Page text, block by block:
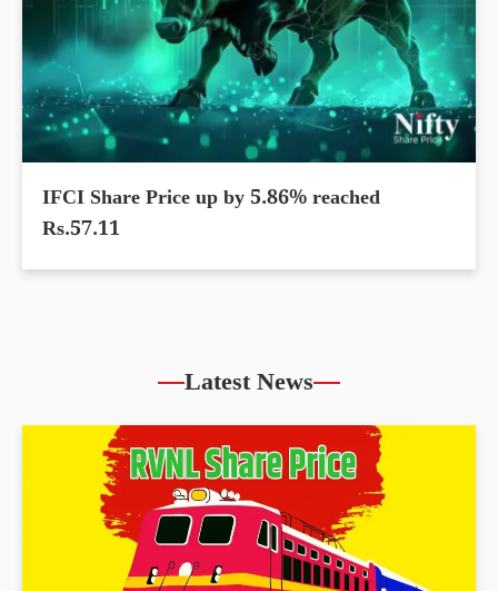
IFCI Share Price up by 5.86% reached
Rs.57.11
Latest News